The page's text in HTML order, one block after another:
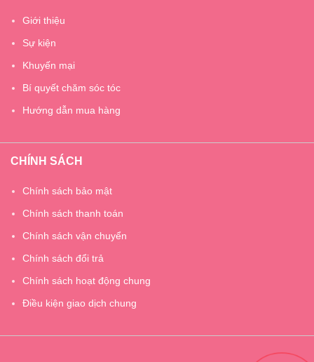
Giới thiệu
Sự kiện
Khuyến mại
Bí quyết chăm sóc tóc
Hướng dẫn mua hàng
CHÍNH SÁCH
Chính sách bảo mật
Chính sách thanh toán
Chính sách vận chuyển
Chính sách đổi trả
Chính sách hoạt động chung
Điều kiện giao dịch chung